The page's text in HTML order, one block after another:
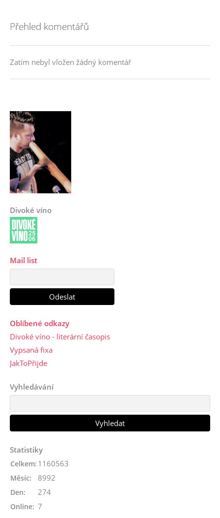
Přehled komentářů
Zatím nebyl vložen žádný komentář
Divoké víno
Mail list
Oblíbené odkazy
Divoké víno - literární časopis
Vypsaná fixa
JakToPřijde
Vyhledávání
Statistiky
Online: 7
Celkem: 1160563
Měsíc: 8992
Den: 274